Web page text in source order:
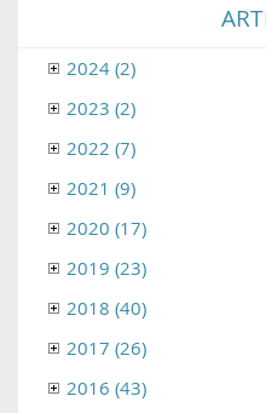
2024 (2)
2023 (2)
2022 (7)
2021 (9)
2020 (17)
2019 (23)
2018 (40)
2017 (26)
2016 (43)